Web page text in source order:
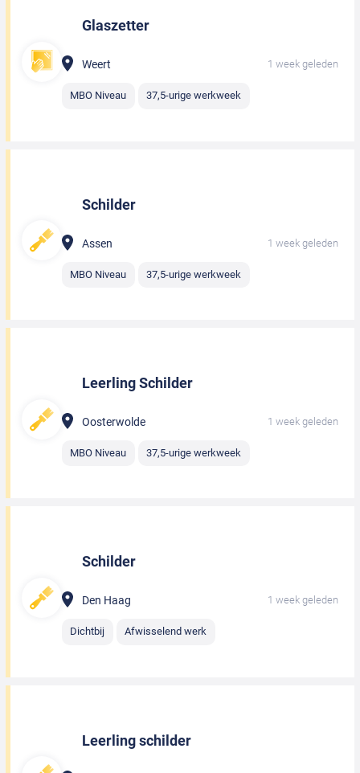
Glaszetter
Weert 1 week geleden
MBO Niveau 37,5-urige werkweek
Schilder
Assen 1 week geleden
MBO Niveau 37,5-urige werkweek
Leerling Schilder
Oosterwolde 1 week geleden
MBO Niveau 37,5-urige werkweek
Schilder
Den Haag 1 week geleden
Dichtbij Afwisselend werk
Leerling schilder